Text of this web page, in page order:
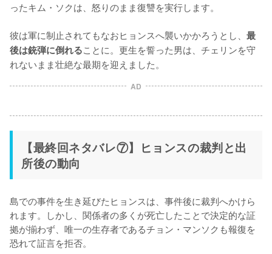
ったキム・ソクは、怒りのまま復讐を実行します。
彼は軍に制止されてもなおヒョンスへ襲いかかろうとし、 最
後は銃弾に倒れることに。更生を誓った男は、チェリンを守
れないまま壮絶な最期を迎えました。
AD
【最終回ネタバレ⑦】ヒョンスの裁判と出
所後の動向
島での事件を生き延びたヒョンスは、事件後に裁判へかけら
れます。しかし、関係者の多くが死亡したことで決定的な証
拠が揃わず、唯一の生存者であるチョン・マンソクも報復を
恐れて証言を拒否。